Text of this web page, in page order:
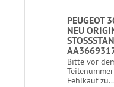
PEUGEOT
NEU
Bitte vor
Fehlkauf